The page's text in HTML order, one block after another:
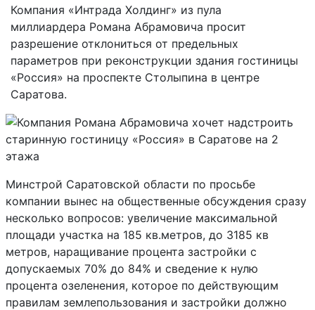
Компания «Интрада Холдинг» из пула
миллиардера Романа Абрамовича просит
разрешение отклониться от предельных
параметров при реконструкции здания гостиницы
«Россия» на проспекте Столыпина в центре
Саратова.
Минстрой Саратовской области по просьбе
компании вынес на общественные обсуждения сразу
несколько вопросов: увеличение максимальной
площади участка на 185 кв.метров, до 3185 кв
метров, наращивание процента застройки с
допускаемых 70% до 84% и сведение к нулю
процента озеленения, которое по действующим
правилам землепользования и застройки должно